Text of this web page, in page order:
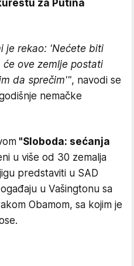
za Putina
je rekao: 'Nećete biti
ove zemlje postati
da sprečim'", navodi se
nemačke
"Sloboda: sećanja
u više od 30 zemalja
predstaviti u SAD
u Vašingtonu sa
Obamom, sa kojim je